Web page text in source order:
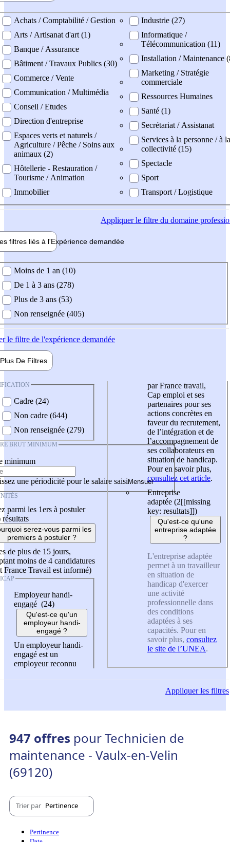
professionel
Achats / Comptabilité / Gestion
Arts / Artisanat d'art (1)
Banque / Assurance
Bâtiment / Travaux Publics (30)
Commerce / Vente
Communication / Multimédia
Conseil / Etudes
Direction d'entreprise
Espaces verts et naturels /
Agriculture / Pêche / Soins aux
animaux (2)
Hôtellerie - Restauration /
Tourisme / Animation
Immobilier
Industrie (27)
Informatique /
Télécommunication (11)
Installation / Maintenance
Marketing / Stratégie
commerciale
Ressources Humaines
Santé (1)
Secrétariat / Assistanat
Services à la personne / à la
collectivité (15)
Spectacle
Sport
Transport / Logistique
Appliquerle filtre du domaine
filtres liés à l'Expérience demandée
demandée
Moins de 1 an (10)
De 1 à 3 ans (278)
Plus de 3 ans (53)
Non renseignée (405)
le filtre de l'expérience demandée
Plus De Filtres
Cadre (24)
Non cadre (644)
Non renseignée (279)
BRUT MINIMUM
minimum
une périodicité pour le salaire saisi
parmi les 1ers à postuler
résultats
serez-vous parmi les
premiers à postuler ?
de plus de 15 jours,
moins de 4 candidatures
France Travail est informé)
Employeur handi-
engagé (24)
Qu'est-ce qu'un
employeur handi-
engagé ?
Un employeur handi-
engagé est un
employeur reconnu
par France travail,
Cap emploi et ses
partenaires pour ses
actions concrètes en
faveur du recrutement,
de l’intégration et de
l’accompagnement de
ses collaborateurs en
situation de handicap.
Pour en savoir plus,
consultez cet article.
Entreprise
adaptée (2[[missing
key: resultats]])
Qu'est-ce qu'une
entreprise adaptée
?
L'entreprise adaptée
permet à un travailleur
en situation de
handicap d'exercer
une activité
professionnelle dans
des conditions
adaptées à ses
capacités. Pour en
savoir plus, consultez
le site de l’UNEA.
Appliquerles filtres
947 offres pour Technicien de
maintenance - Vaulx-en-Velin
(69120)
Trier par Pertinence
Pertinence